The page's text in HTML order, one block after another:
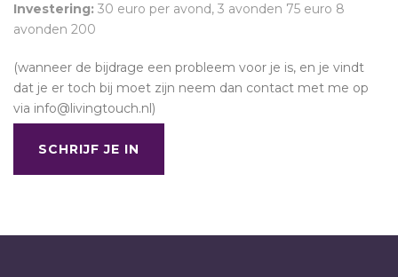
Investering: 30 euro per avond, 3 avonden 75 euro 8
avonden 200
(wanneer de bijdrage een probleem voor je is, en je vindt
dat je er toch bij moet zijn neem dan contact met me op
via info@livingtouch.nl)
SCHRIJF JE IN